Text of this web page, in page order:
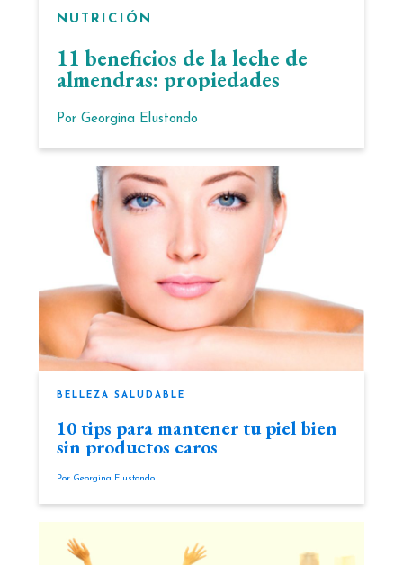
NUTRICIÓN
11 beneficios de la leche de
almendras: propiedades
Por Georgina Elustondo
BELLEZA SALUDABLE
10 tips para mantener tu piel bien
sin productos caros
Por Georgina Elustondo